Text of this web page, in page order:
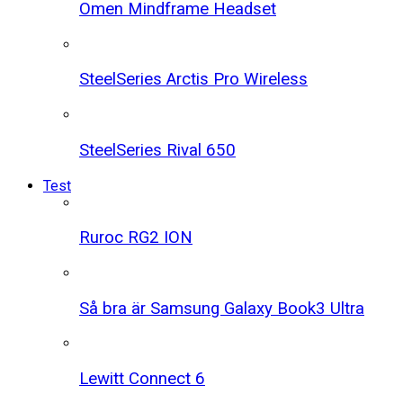
Omen Mindframe Headset
SteelSeries Arctis Pro Wireless
SteelSeries Rival 650
Test
Ruroc RG2 ION
Så bra är Samsung Galaxy Book3 Ultra
Lewitt Connect 6